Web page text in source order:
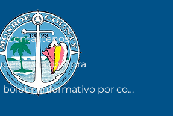
Contáctenos
una compra
Suscríbete al boletín informativo por correo electrónico